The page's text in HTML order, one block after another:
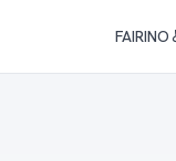
FAIRINO